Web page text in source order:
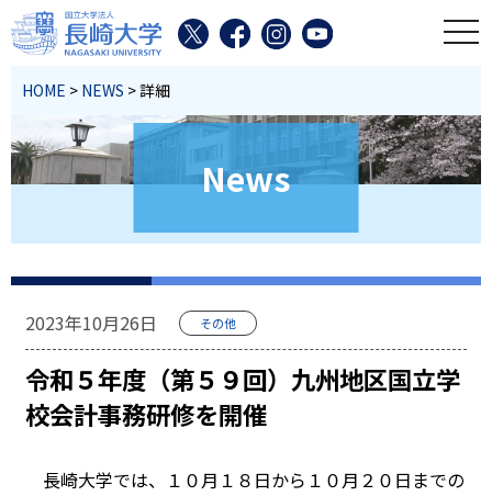
HOME > NEWS > 詳細
News
2023年10月26日 その他
令和５年度（第５９回）九州地区国立学
校会計事務研修を開催
長崎大学では、１０月１８日から１０月２０日までの